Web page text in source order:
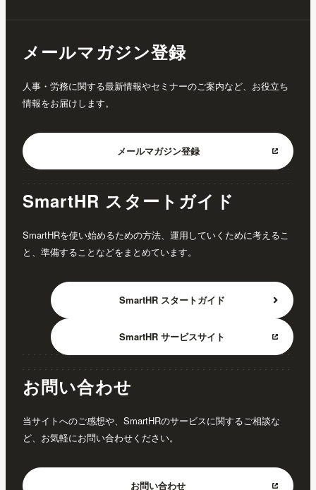
メールマガジン登録
人事・労務に関する最新情報やセミナーのご案内など、お役立ち
情報をお届けします。
メールマガジン登録
SmartHR スタートガイド
SmartHRを使い始めるための方法、運用していくために考えるこ
と、準備することなどをまとめています。
SmartHR スタートガイド
SmartHR サービスサイト
お問い合わせ
当サイトへのご感想や、SmartHRのサービスに関するご相談な
ど、お気軽にお問い合わせください。
お問い合わせ